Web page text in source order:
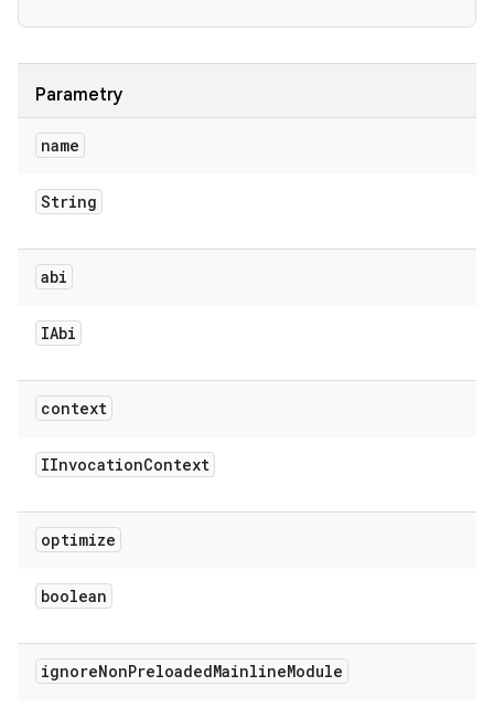
Parametry
name
String
abi
IAbi
context
IInvocationContext
optimize
boolean
ignoreNonPreloadedMainlineModule